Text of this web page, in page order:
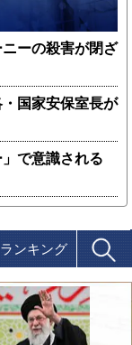
ーの殺害が閉ざ
国家安保室長が
で意識される
ランキング